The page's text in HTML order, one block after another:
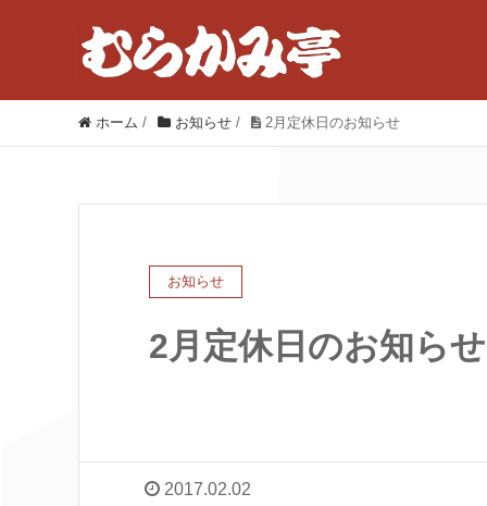
ホーム / お知らせ / 2月定休日のお知らせ
お知らせ
2月定休日のお知らせ
2017.02.02